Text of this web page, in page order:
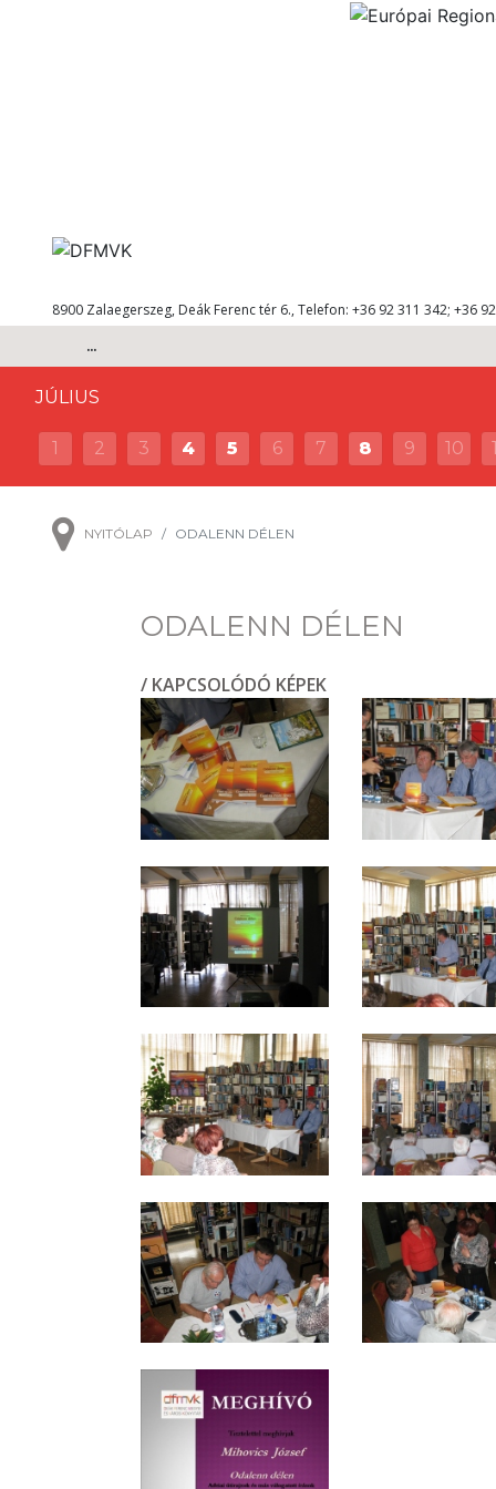
8900 Zalaegerszeg, Deák Ferenc tér 6., Telefon: +36 92 311 342; +36
...
JÚLIUS
1 2 3 4 5 6 7 8 9 10
NYITÓLAP ODALENN DÉLEN
ODALENN DÉLEN
/ KAPCSOLÓDÓ KÉPEK